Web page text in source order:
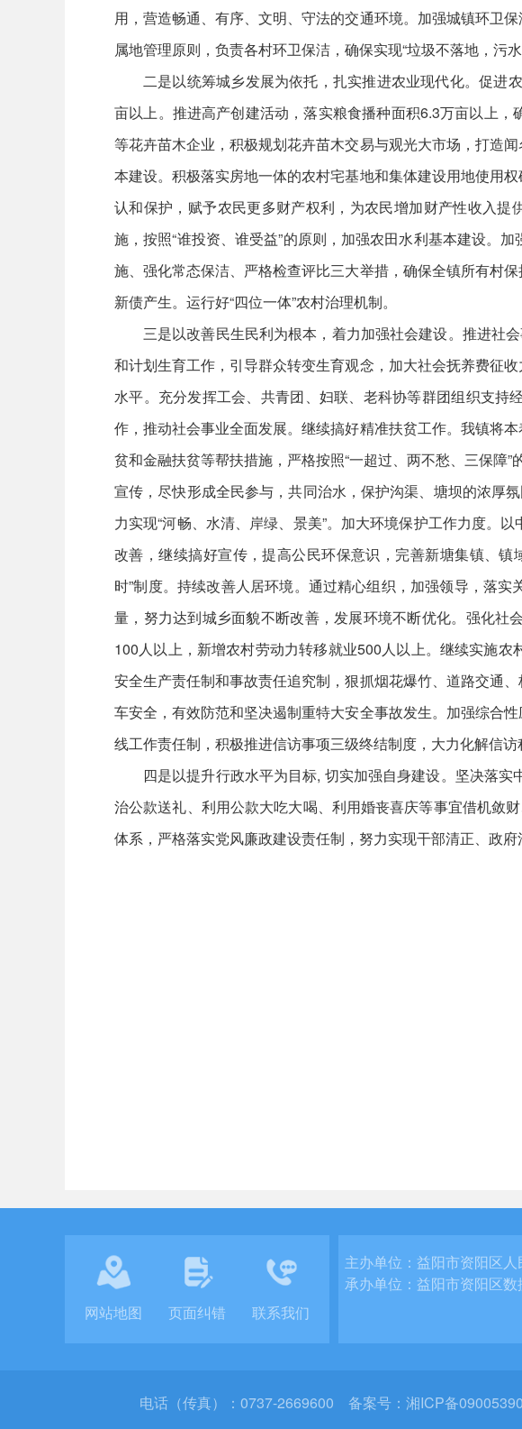
用，营造畅通、有序、文明、守法的交通环境。加强城镇环卫
属地管理原则，负责各村环卫保洁，确保实现“垃圾不落地，污水
二是以统筹城乡发展为依托，扎实推进农业现代化。促进
亩以上。推进高产创建活动，落实粮食播种面积6.3万亩以上
等花卉苗木企业，积极规划花卉苗木交易与观光大市场，打造
本建设。积极落实房地一体的农村宅基地和集体建设用地使用
认和保护，赋予农民更多财产权利，为农民增加财产性收入
施，按照“谁投资、谁受益”的原则，加强农田水利基本建设。
施、强化常态保洁、严格检查评比三大举措，确保全镇所有村
新债产生。运行好“四位一体”农村治理机制。
三是以改善民生民利为根本，着力加强社会建设。推进社
和计划生育工作，引导群众转变生育观念，加大社会抚养费征
水平。充分发挥工会、共青团、妇联、老科协等群团组织支
作，推动社会事业全面发展。继续搞好精准扶贫工作。我镇将
贫和金融扶贫等帮扶措施，严格按照“一超过、两不愁、三保障
宣传，尽快形成全民参与，共同治水，保护沟渠、塘坝的浓厚
力实现“河畅、水清、岸绿、景美”。加大环境保护工作力度。
改善，继续搞好宣传，提高公民环保意识，完善新塘集镇、
时”制度。持续改善人居环境。通过精心组织，加强领导，落
量，努力达到城乡面貌不断改善，发展环境不断优化。强化
100人以上，新增农村劳动力转移就业500人以上。继续实施
安全生产责任制和事故责任追究制，狠抓烟花爆竹、道路交通
车安全，有效防范和坚决遏制重特大安全事故发生。加强综合
线工作责任制，积极推进信访事项三级终结制度，大力化解信
四是以提升行政水平为目标, 切实加强自身建设。坚决落
治公款送礼、利用公款大吃大喝、利用婚丧喜庆等事宜借机敛
体系，严格落实党风廉政建设责任制，努力实现干部清正、政府
网站地图 页面纠错 联系我们
主办单位：益阳市资阳区
承办单位：益阳市资阳区数
电话（传真）：0737-2669600 备案号： 湘ICP备